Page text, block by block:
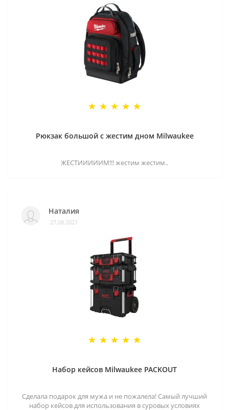
Рюкзак большой с жестим дном Milwaukee
ЖЕСТИИИИИМ!!! жестим жестим..
Наталия
27.08.2021
Набор кейсов Milwaukee PACKOUT
Сделала подарок для мужа и не пожалела! Самый лучший
набор кейсов для использования в суровых условиях